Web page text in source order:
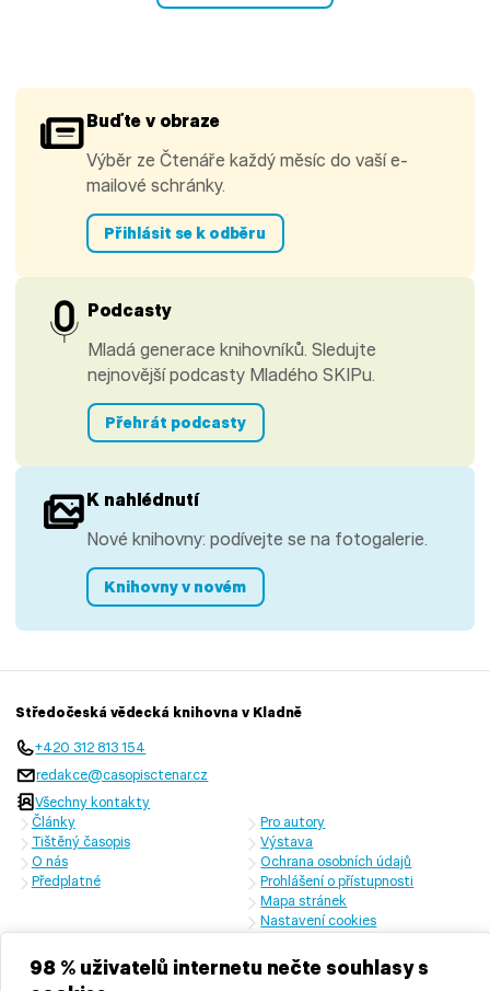
98 % uživatelů internetu nečte souhlasy s
Buďte v obraze
Výběr ze Čtenáře každý měsíc do vaší e-
mailové schránky.
Přihlásit se k odběru
Podcasty
Mladá generace knihovníků. Sledujte
nejnovější podcasty Mladého SKIPu.
Přehrát podcasty
K nahlédnutí
Nové knihovny: podívejte se na fotogalerie.
Knihovny v novém
Středočeská vědecká knihovna v Kladně
+420 312 813 154
redakce@casopisctenar.cz
Všechny kontakty
Články
Tištěný časopis
O nás
Předplatné
Pro autory
Výstava
Ochrana osobních údajů
Prohlášení o přístupnosti
Mapa stránek
Nastavení cookies
České republiky a Středočeského kraje